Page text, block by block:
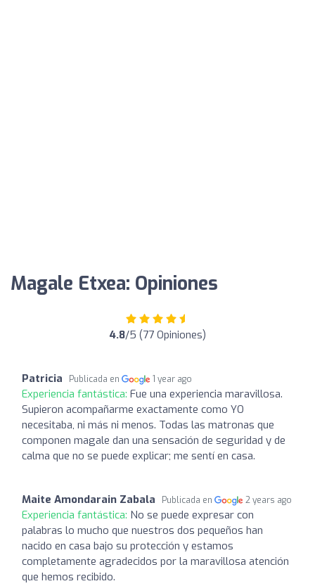
Magale Etxea: Opiniones
4.8/5 (77 Opiniones)
Patricia Publicada en 1 year ago
Experiencia fantástica: Fue una experiencia maravillosa.
Supieron acompañarme exactamente como YO
necesitaba, ni más ni menos. Todas las matronas que
componen magale dan una sensación de seguridad y de
calma que no se puede explicar; me sentí en casa.
Maite Amondarain Zabala Publicada en 2 years ago
Experiencia fantástica: No se puede expresar con
palabras lo mucho que nuestros dos pequeños han
nacido en casa bajo su protección y estamos
completamente agradecidos por la maravillosa atención
que hemos recibido.